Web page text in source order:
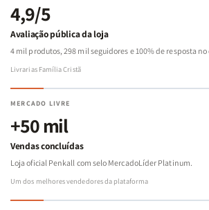
4,9/5
Avaliação pública da loja
4 mil produtos, 298 mil seguidores e 100% de resposta no
Livrarias Família Cristã
MERCADO LIVRE
+50 mil
Vendas concluídas
Loja oficial Penkall com selo MercadoLíder Platinum.
Um dos melhores vendedores da plataforma